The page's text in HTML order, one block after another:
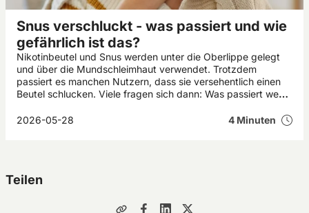
Snus verschluckt - was passiert und wie
gefährlich ist das?
Nikotinbeutel und Snus werden unter die Oberlippe gelegt
und über die Mundschleimhaut verwendet. Trotzdem
passiert es manchen Nutzern, dass sie versehentlich einen
Beutel schlucken. Viele fragen sich dann: Was passiert wenn
verschluckter Snus bei Erwachsenen nur vorübergehende
2026-05-28 4 Minuten
Teilen